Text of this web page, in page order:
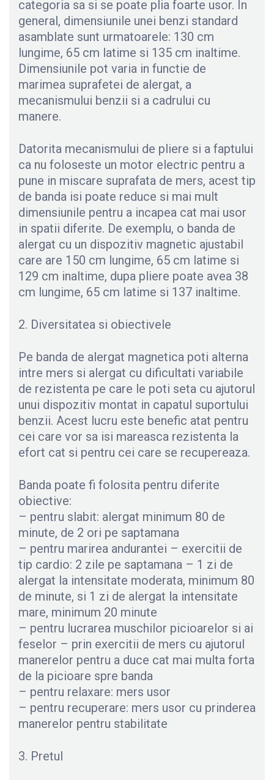
categoria sa si se poate plia foarte usor. In
general, dimensiunile unei benzi standard
asamblate sunt urmatoarele: 130 cm
lungime, 65 cm latime si 135 cm inaltime.
Dimensiunile pot varia in functie de
marimea suprafetei de alergat, a
mecanismului benzii si a cadrului cu
manere.
Datorita mecanismului de pliere si a faptului
ca nu foloseste un motor electric pentru a
pune in miscare suprafata de mers, acest tip
de banda isi poate reduce si mai mult
dimensiunile pentru a incapea cat mai usor
in spatii diferite. De exemplu, o banda de
alergat cu un dispozitiv magnetic ajustabil
care are 150 cm lungime, 65 cm latime si
129 cm inaltime, dupa pliere poate avea 38
cm lungime, 65 cm latime si 137 inaltime.
2. Diversitatea si obiectivele
Pe banda de alergat magnetica poti alterna
intre mers si alergat cu dificultati variabile
de rezistenta pe care le poti seta cu ajutorul
unui dispozitiv montat in capatul suportului
benzii. Acest lucru este benefic atat pentru
cei care vor sa isi mareasca rezistenta la
efort cat si pentru cei care se recupereaza.
Banda poate fi folosita pentru diferite
obiective:
– pentru slabit: alergat minimum 80 de
minute, de 2 ori pe saptamana
– pentru marirea andurantei – exercitii de
tip cardio: 2 zile pe saptamana – 1 zi de
alergat la intensitate moderata, minimum 80
de minute, si 1 zi de alergat la intensitate
mare, minimum 20 minute
– pentru lucrarea muschilor picioarelor si ai
feselor – prin exercitii de mers cu ajutorul
manerelor pentru a duce cat mai multa forta
de la picioare spre banda
– pentru relaxare: mers usor
– pentru recuperare: mers usor cu prinderea
manerelor pentru stabilitate
3. Pretul